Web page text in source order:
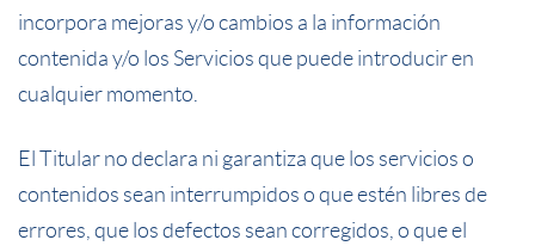
incorpora mejoras y/o cambios a la información
contenida y/o los Servicios que puede introducir en
cualquier momento.
El Titular no declara ni garantiza que los servicios o
contenidos sean interrumpidos o que estén libres de
errores, que los defectos sean corregidos, o que el